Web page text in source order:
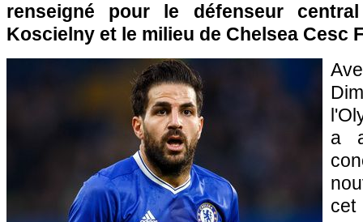
renseigné pour le défenseur
Koscielny et le milieu de Chelsea Cesc
a